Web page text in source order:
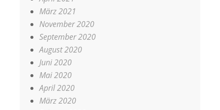
März 2021
November 2020
September 2020
August 2020
Juni 2020
Mai 2020
April 2020
März 2020